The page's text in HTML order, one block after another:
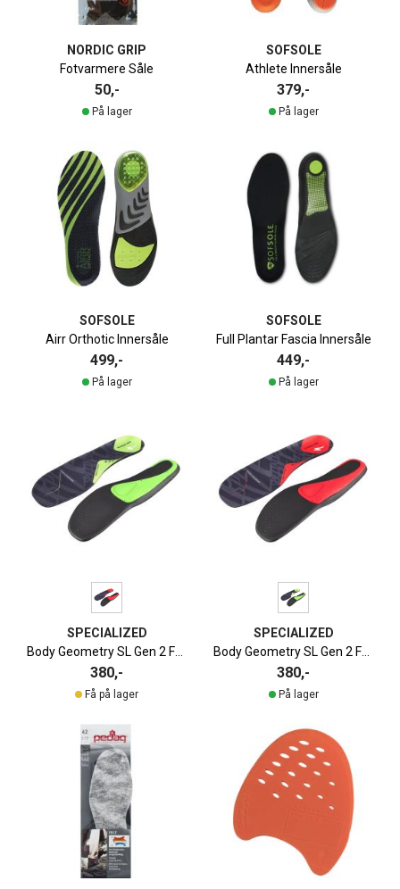
NORDIC GRIP
Fotvarmere Såle
50,-
På lager
SOFSOLE
Athlete Innersåle
379,-
På lager
SOFSOLE
Airr Orthotic Innersåle
499,-
På lager
SOFSOLE
Full Plantar Fascia Innersåle
449,-
På lager
SPECIALIZED
Body Geometry SL Gen 2 Fotseng | Høy Fotbue
380,-
Få på lager
SPECIALIZED
Body Geometry SL Gen 2 Fotseng | Lav Fotbue
380,-
På lager